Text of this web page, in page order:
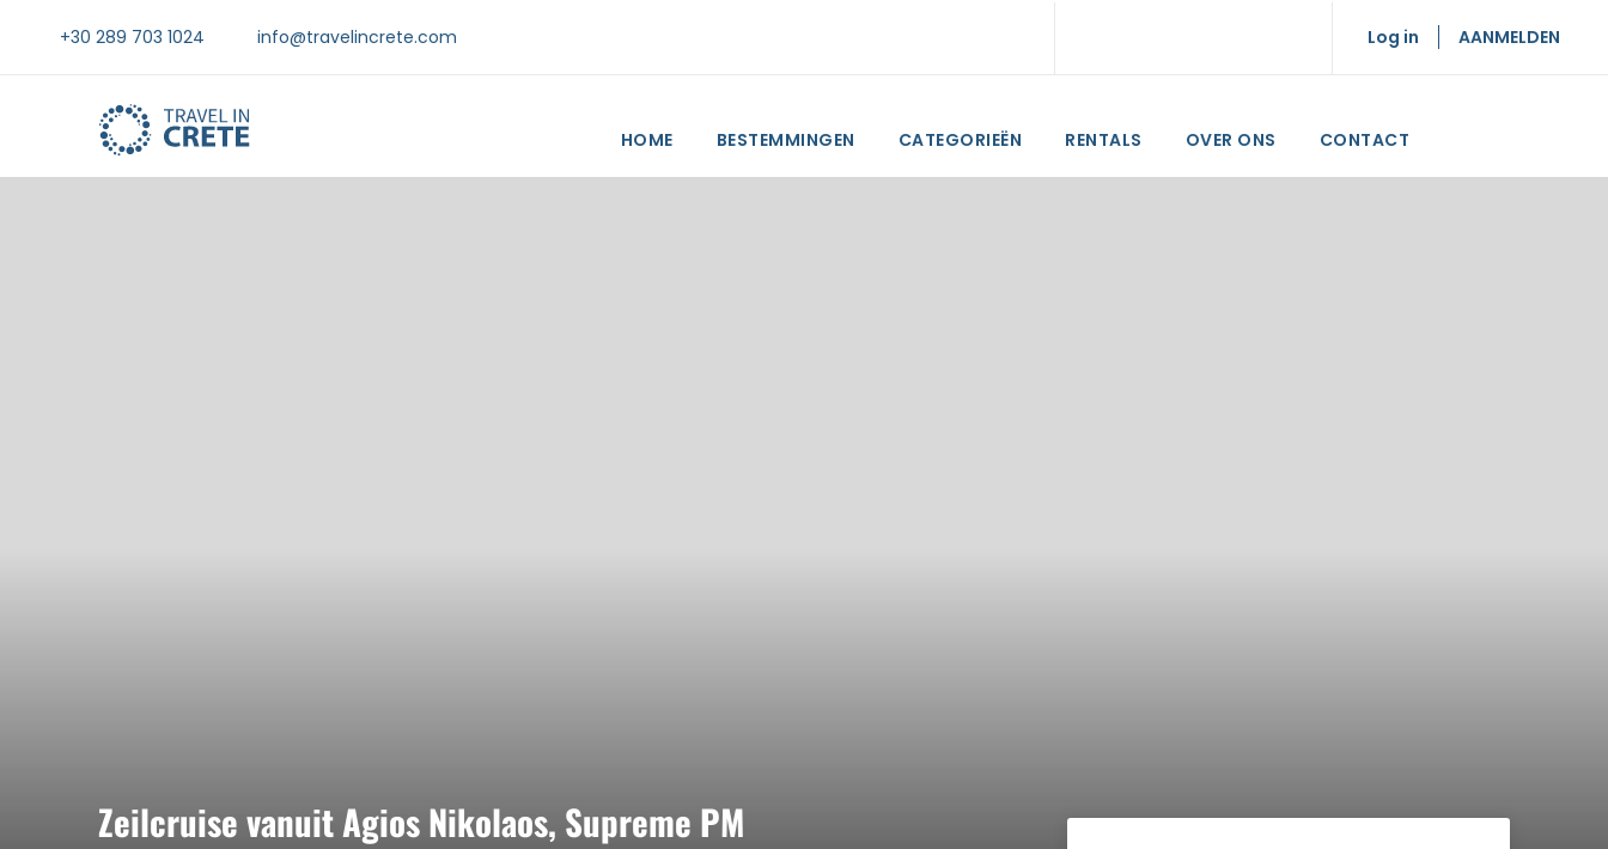
+30 289 703 1024 info@travelincrete.com Log in AANMELDEN
HOME BESTEMMINGEN CATEGORIEËN RENTALS OVER ONS CONTACT
Zeilcruise vanuit Agios Nikolaos, Supreme PM